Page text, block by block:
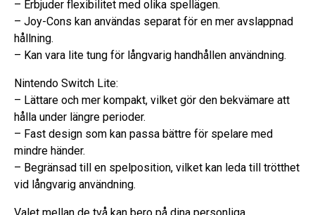
– Erbjuder flexibilitet med olika spellägen.
– Joy-Cons kan användas separat för en mer avslappnad
hållning.
– Kan vara lite tung för långvarig handhållen användning.
Nintendo Switch Lite:
– Lättare och mer kompakt, vilket gör den bekvämare att
hålla under längre perioder.
– Fast design som kan passa bättre för spelare med
mindre händer.
– Begränsad till en spelposition, vilket kan leda till trötthet
vid långvarig användning.
Valet mellan de två kan bero på dina personliga